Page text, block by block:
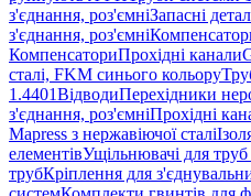
з'єднання, роз'ємніЗапасні
з'єднання, роз'ємні
КомпенсаториПрохідні канали
сталі, FKM синього кольору
1.4401ВідводиПерехідники
з'єднання, роз'ємніПрохідні
Mapress з нержавіючої сталі
елементівУщільнювачі для труб
трубКріплення для